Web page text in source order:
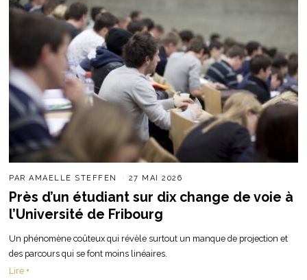
PARAMAELLE STEFFEN 27 MAI 2026
Près d’un étudiant sur dix change de voie à
l’Université de Fribourg
Un phénomène coûteux qui révèle surtout un manque de projection et
des parcours qui se font moins linéaires.
Lire +